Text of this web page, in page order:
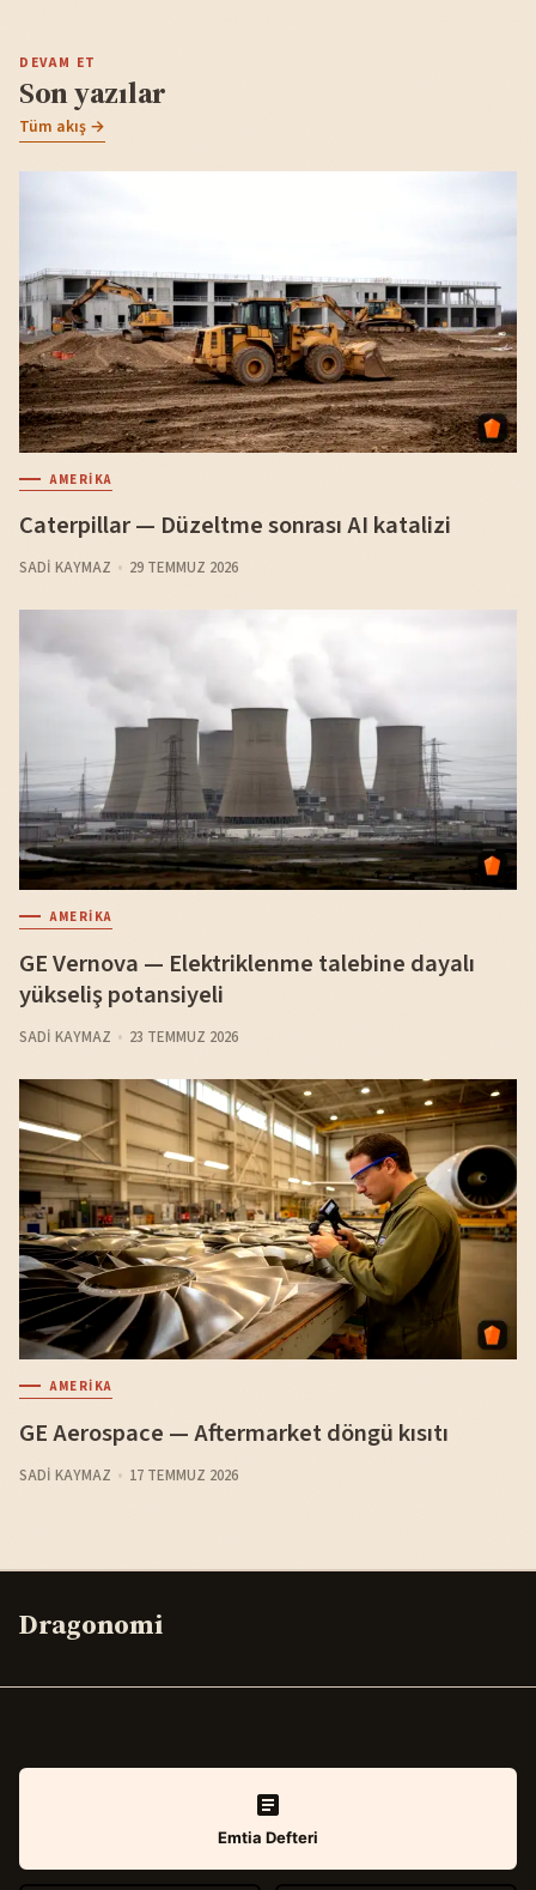
DEVAM ET
Son yazılar
Tüm akış →
AMERIKA
Caterpillar — Düzeltme sonrası AI katalizi
SADI KAYMAZ 29 TEMMUZ 2026
AMERIKA
GE Vernova — Elektriklenme talebine dayalı
yükseliş potansiyeli
SADI KAYMAZ 23 TEMMUZ 2026
AMERIKA
GE Aerospace — Aftermarket döngü kısıtı
SADI KAYMAZ 17 TEMMUZ 2026
Dragonomi
Emtia Defteri